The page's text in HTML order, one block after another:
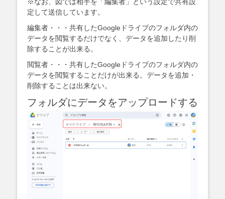
定して送信しています。
編集者・・・共有したGoogleドライブのフォルダ内の
データを閲覧するだけでなく、データを追加したり削
除することが出来る。
閲覧者・・・共有したGoogleドライブのフォルダ内の
データを閲覧することだけが出来る。データを追加・
削除することは出来ない。
フォルダにデータをアップロードする